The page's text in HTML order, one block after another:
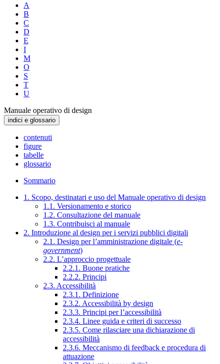
A
B
C
D
E
I
M
O
S
T
U
Manuale operativo di design
indici e glossario
contenuti
figure
tabelle
glossario
Sommario
1. Scopo, destinatari e uso del Manuale operativo di design
1.1. Versionamento e storico
1.2. Consultazione del manuale
1.3. Contribuisci al manuale
2. Introduzione al design per i servizi pubblici digitali
2.1. Design per l’amministrazione digitale (e-
government)
2.2. L’approccio progettuale
2.2.1. Buone pratiche
2.2.2. Principi
2.3. Accessibilità
2.3.1. Definizione
2.3.2. Accessibilità by design
2.3.3. Principi per l’accessibilità
2.3.4. Linee guida e criteri di successo
2.3.5. Come rilasciare una dichiarazione di
accessibilità
2.3.6. Meccanismo di feedback e procedura di
attuazione